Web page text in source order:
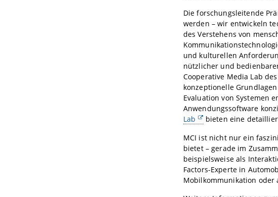
Die forschungsleitende
werden – wir entwickeln
des Verstehens von
und kulturellen
nützlicher und
Cooperative Media Lab
konzeptionelle
Evaluation von Systemen
Anwendungssoftware
Lab
bieten eine
MCI ist nicht nur ein
bietet – gerade im
beispielsweise als
Factors-Experte in
Mobilkommunikation oder